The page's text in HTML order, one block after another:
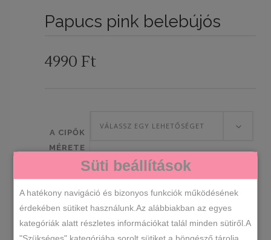
Papucs pink belebújós
4990 Ft
A CIPŐK
MÉRETE
VÁLASSZ EGY LEHETŐSÉGET
Papucs
pink
belebújós
mennyiség
KOSÁRBA TESZEM
Süti beállítások
A hatékony navigáció és bizonyos funkciók működésének
érdekében sütiket használunk.Az alábbiakban az egyes
kategóriák alatt részletes információkat talál minden sütiről.A
"Szükséges" kategóriába sorolt sütiket a böngésző tárolja,